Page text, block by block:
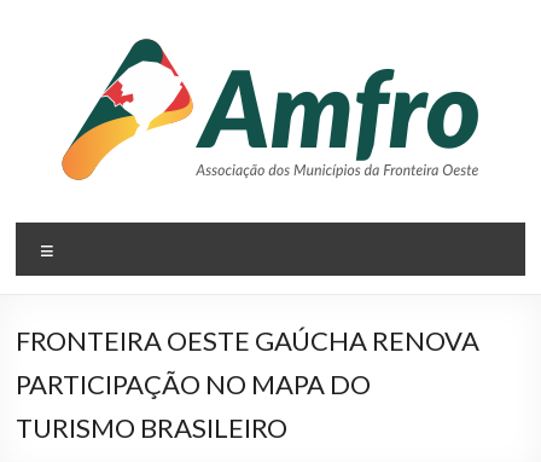
AMFRO
–
Associação
dos
Municípios
FRONTEIRA OESTE GAÚCHA RENOVA
PARTICIPAÇÃO NO MAPA DO
TURISMO BRASILEIRO